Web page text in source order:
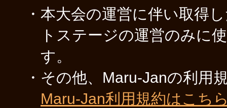
・本大会の運営に伴い取得
トステージの運営のみに
す。
・その他、Maru-Janの利用
Maru-Jan利用規約はこち